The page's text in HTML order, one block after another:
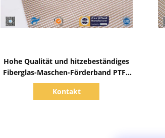
Hohe Qualität und hitzebeständiges
Fiberglas-Maschen-Förderband PTFE
überzogenes
Kontakt